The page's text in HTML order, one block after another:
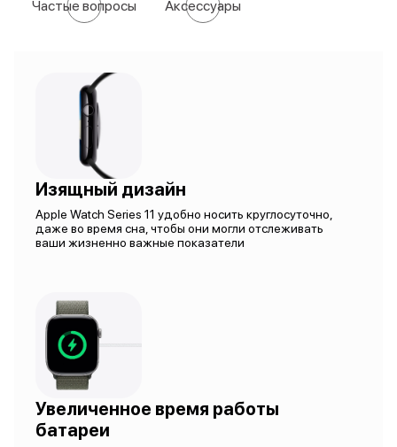
Частые вопросы Аксессуары
Изящный дизайн
Apple Watch Series 11 удобно носить круглосуточно,
даже во время сна, чтобы они могли отслеживать
ваши жизненно важные показатели
Увеличенное время работы
батареи